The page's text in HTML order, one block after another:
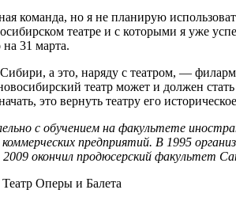
команда, но я не планирую
театре и с которыми я уже
31 марта.
а это, наряду с театром, —
театр может и должен
это вернуть театру его
с обучением на факультете
предприятий. В 1995
окончил продюсерский факультет
Оперы и Балета